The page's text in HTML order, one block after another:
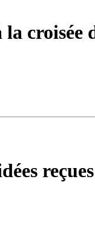
croisée
reçues